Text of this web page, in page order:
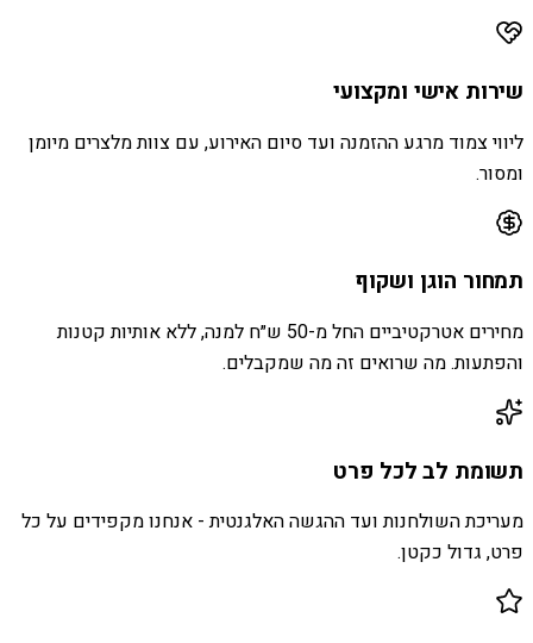
שירות אישי ומקצועי
ליווי צמוד מרגע ההזמנה ועד סיום האירוע, עם צוות מלצרים מיומן
ומסור.
תמחור הוגן ושקוף
מחירים אטרקטיביים החל מ-50 ש״ח למנה, ללא אותיות קטנות
והפתעות. מה שרואים זה מה שמקבלים.
תשומת לב לכל פרט
מעריכת השולחנות ועד ההגשה האלגנטית - אנחנו מקפידים על כל
פרט, גדול כקטן.